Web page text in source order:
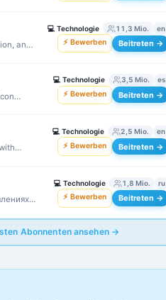
and
💻 Technologie 11,3 Mio. en
⚡ Bewerben Beitreten →
💻 Technologie 3,5 Mio. es
⚡ Bewerben Beitreten →
💻 Technologie 2,5 Mio. en
⚡ Bewerben Beitreten →
💻 Technologie 1,8 Mio. ru
⚡ Bewerben Beitreten →
Abonnenten ansehen →